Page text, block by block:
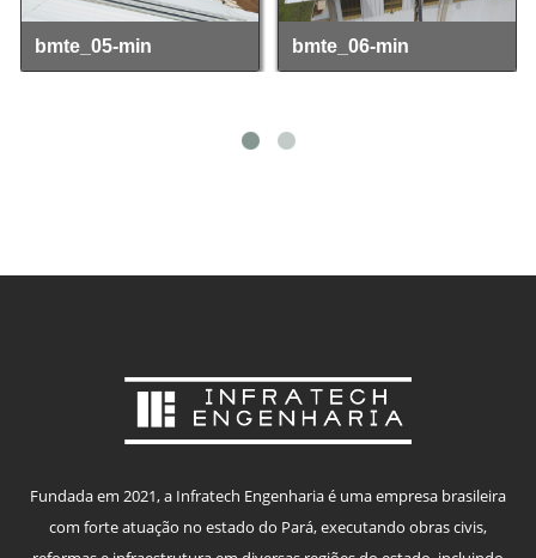
bmte_05-min bmte_06-min
Fundada em 2021, a Infratech Engenharia é uma empresa brasileira
com forte atuação no estado do Pará, executando obras civis,